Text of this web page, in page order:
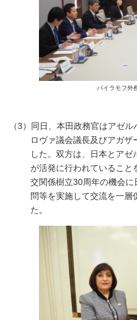
バイラモフ外
（3）同日、本田政務官はアゼ
ロヴァ議会議長及びアガザ
した。双方は、日本とア
が活発に行われていること
交関係樹立30周年の機会
問等を実施して交流を一層
た。